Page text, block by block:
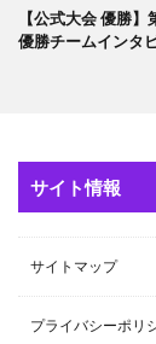
【公式大会 優勝
優勝チームインタ
サイト情報
サイトマップ
プライバシーポリ